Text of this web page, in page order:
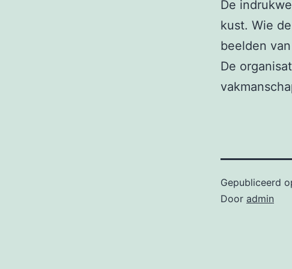
De
kust. Wie
beelden
De
Gepubliceerd
Door admin